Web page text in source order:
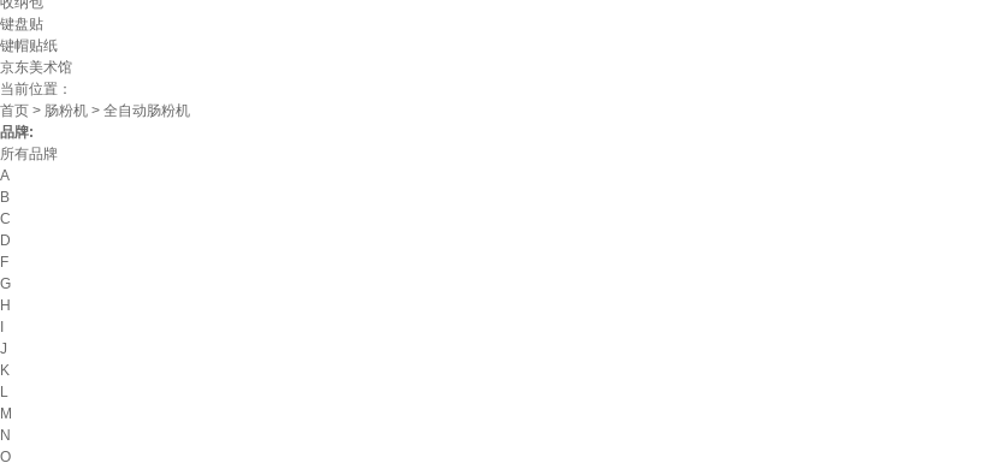
键盘贴
键帽贴纸
京东美术馆
当前位置：
首页 > 肠粉机 > 全自动肠粉机
品牌:
所有品牌
A
B
C
D
F
G
H
J
K
L
M
N
O